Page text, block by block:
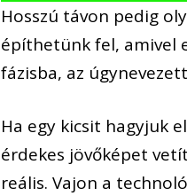
Hosszú távon pedig
építhetünk fel, amivel
fázisba, az
Ha egy kicsit hagyjuk
érdekes jövőképet
reális. Vajon a